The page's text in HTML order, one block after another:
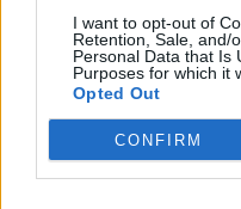
I want to opt-out of
Retention, Sale, and/
Personal Data that Is
Purposes for which it
Opted Out
CONFIRM